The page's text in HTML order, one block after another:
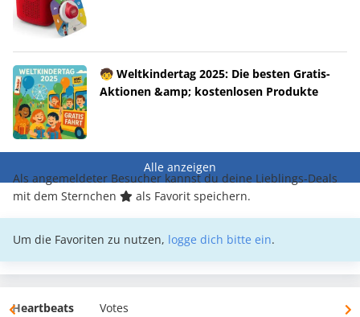
🧒 Weltkindertag 2025: Die besten Gratis-
Aktionen &amp; kostenlosen Produkte
Alle anzeigen
Als angemeldeter Besucher kannst du deine Lieblings-Deals
mit dem Sternchen
als Favorit speichern.
Um die Favoriten zu nutzen, logge dich bitte ein.
Heartbeats Votes